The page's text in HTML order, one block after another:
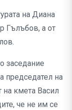
на Диана
Гълъбов, а от
заседание
председател на
на кмета Васил
че не им се